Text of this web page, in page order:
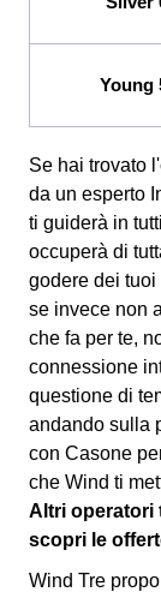
Young
Se hai trovato
da un esperto
ti guiderà in
occuperà di
godere dei
se invece non
che fa per te,
connessione
questione di
andando sulla
con Casone
che Wind ti
Altri operatori
scopri le
Wind Tre